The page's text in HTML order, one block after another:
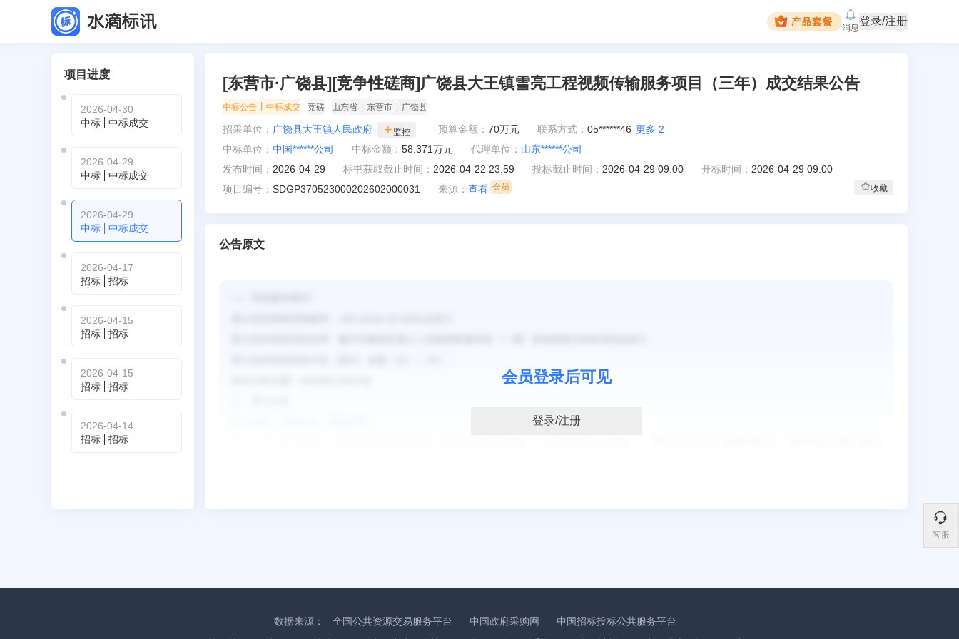
消息
登录/注册
客服
项目进度
2026-04-30
中标
中标成交
2026-04-29
中标
中标成交
2026-04-29
中标
中标成交
2026-04-17
招标
招标
2026-04-15
招标
招标
2026-04-15
招标
招标
2026-04-14
招标
招标
[东营市·广饶县][竞争性磋商]广饶县大王镇雪亮工程视频传输服务项目（三年）成交结果公告
中标公告 中标成交 竞磋 山东省 东营市 广饶县
招采单位： 广饶县大王镇人民政府 监控 预算金额： 70万元 联系方式： 05******46 更多 2
中标单位： 中国******公司 中标金额： 58.371万元 代理单位： 山东******公司
发布时间： 2026-04-29 标书获取截止时间： 2026-04-22 23:59 投标截止时间： 2026-04-29 09:00 开标时间： 2026-04-29 09:00
项目编号： SDGP370523000202602000031 来源： 查看 收藏
公告原文
会员登录后可见
登录/注册
数据来源： 全国公共资源交易服务平台 中国政府采购网
中国招标投标公共服务平台